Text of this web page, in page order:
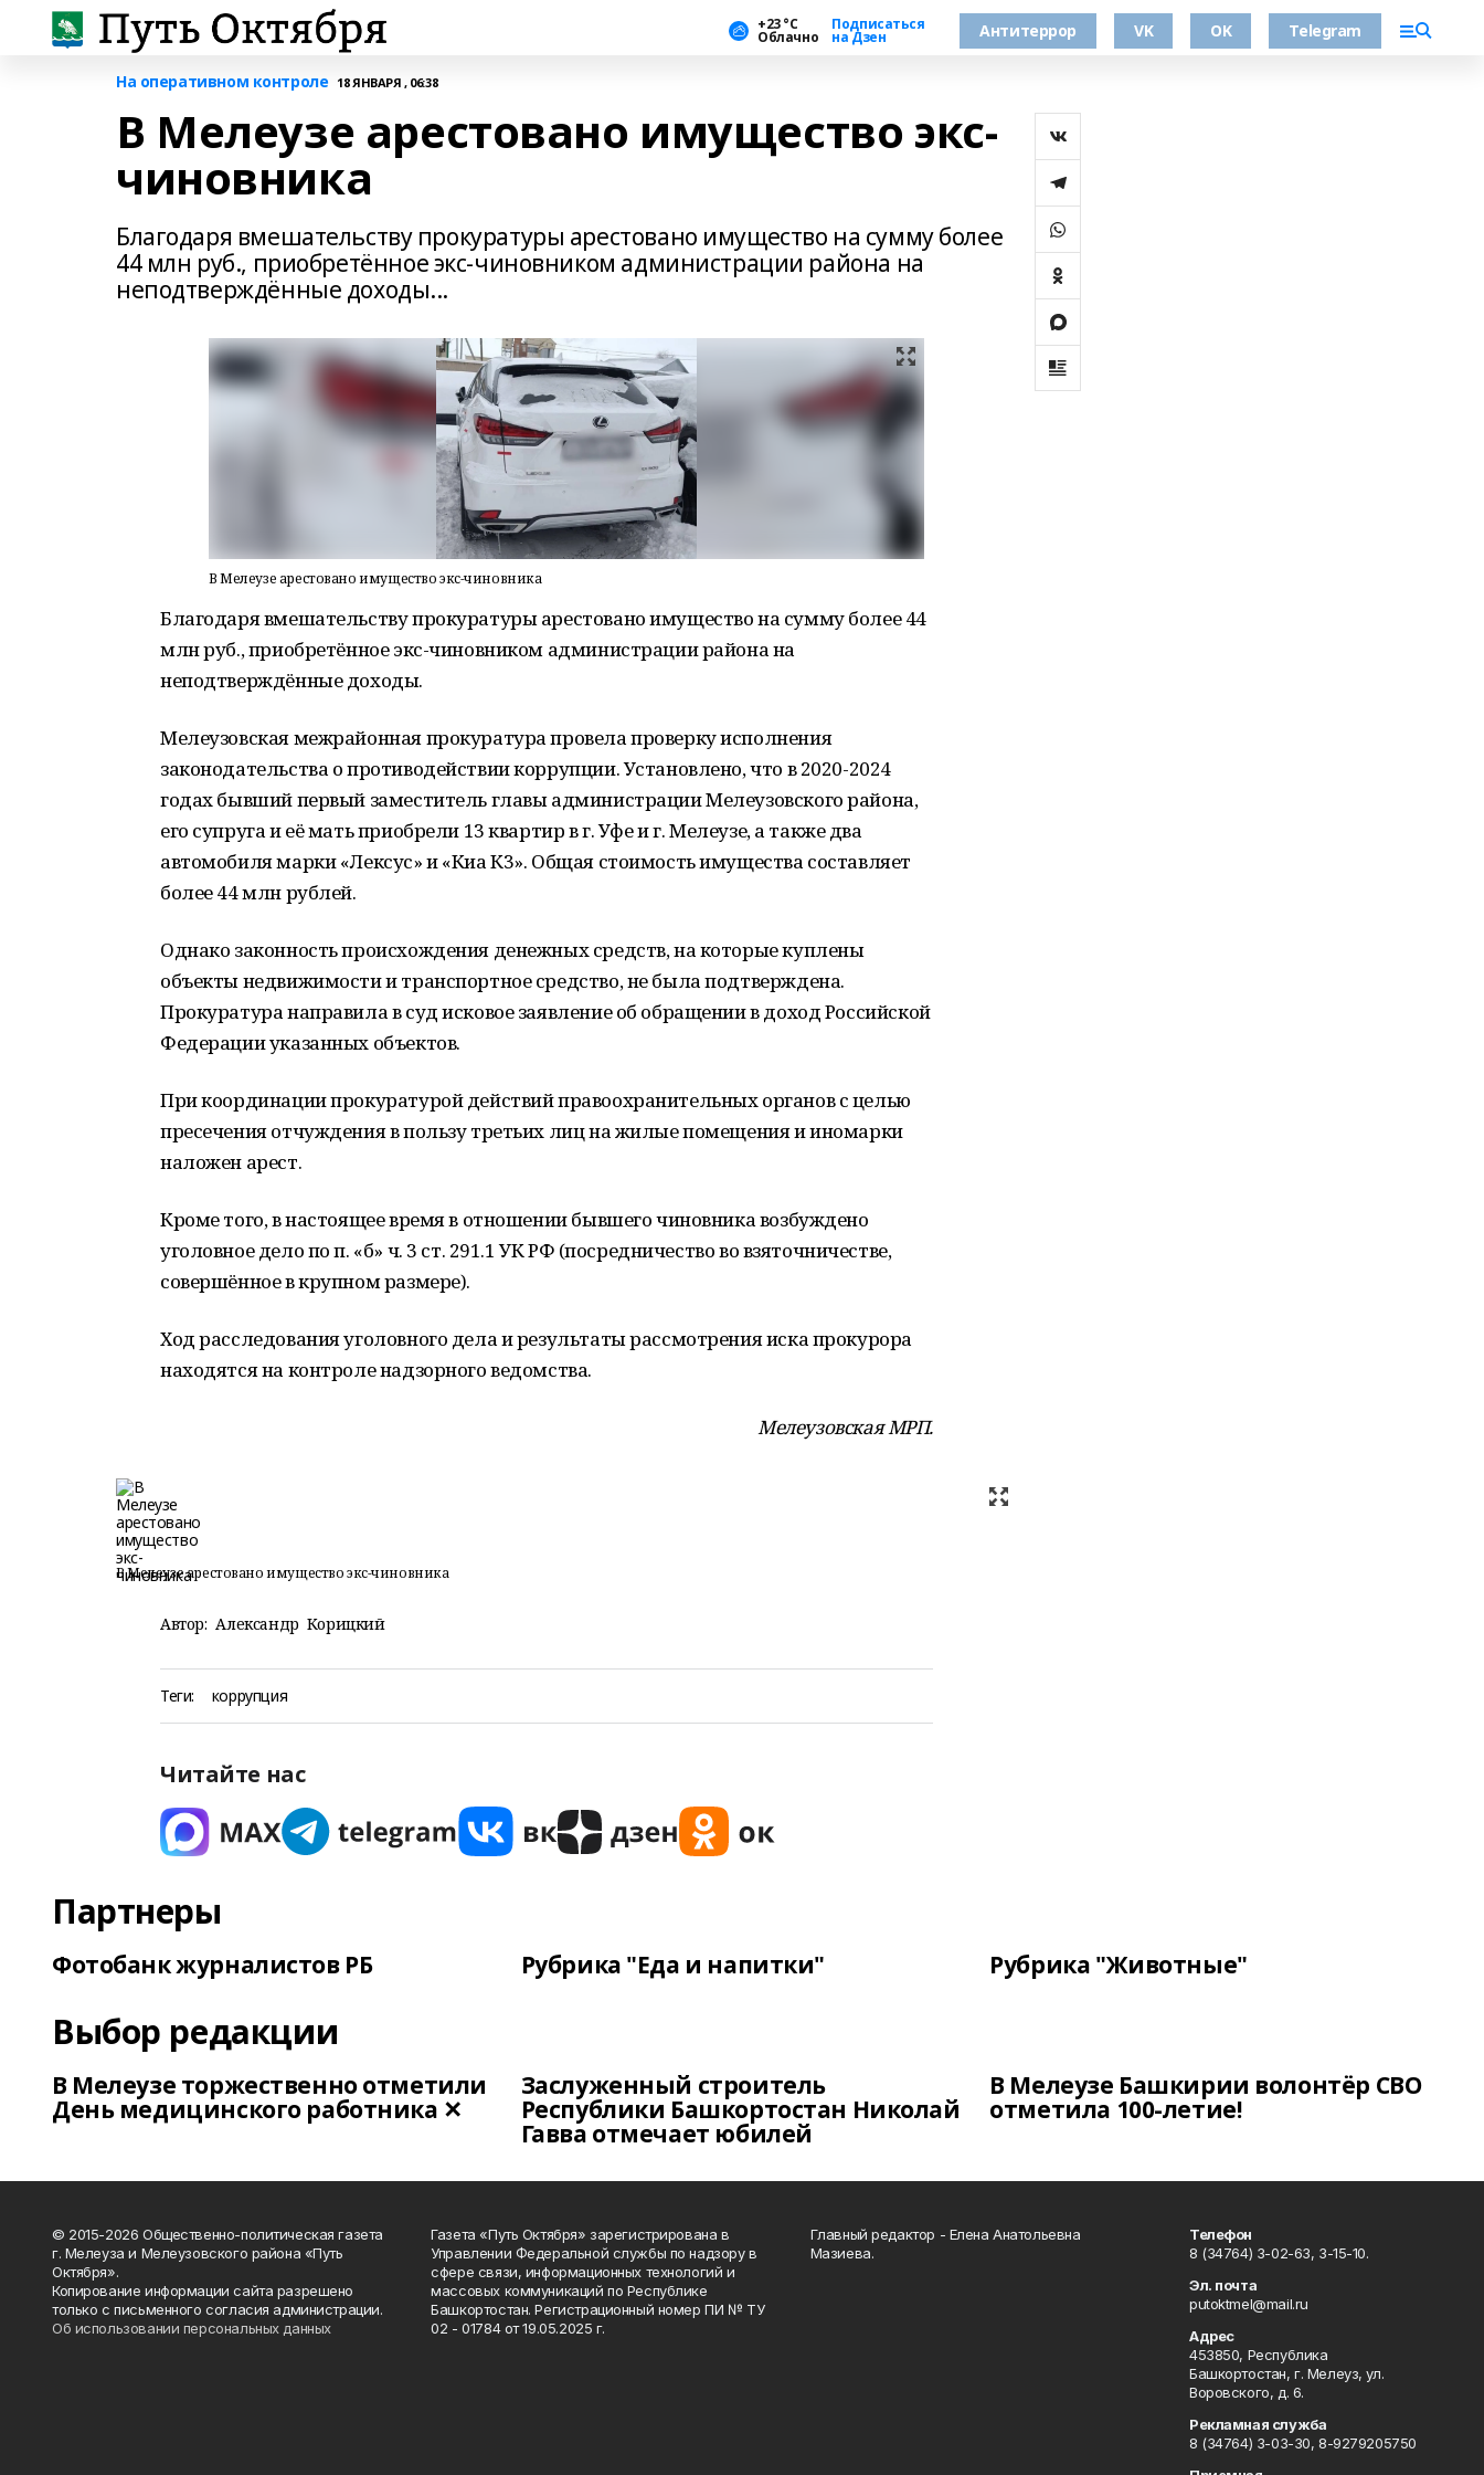
+23 °С
Облачно
Подписаться
на Дзен Антитеррор VK OK Telegram
На оперативном контроле 18 ЯНВАРЯ , 06:38
В Мелеузе арестовано имущество экс-
чиновника
Благодаря вмешательству прокуратуры арестовано имущество на сумму более
44 млн руб., приобретённое экс-чиновником администрации района на
неподтверждённые доходы...
В Мелеузе арестовано имущество экс-чиновника
Благодаря вмешательству прокуратуры арестовано имущество на сумму более 44
млн руб., приобретённое экс-чиновником администрации района на
неподтверждённые доходы.
Мелеузовская межрайонная прокуратура провела проверку исполнения
законодательства о противодействии коррупции. Установлено, что в 2020-2024
годах бывший первый заместитель главы администрации Мелеузовского района,
его супруга и её мать приобрели 13 квартир в г. Уфе и г. Мелеузе, а также два
автомобиля марки «Лексус» и «Киа К3». Общая стоимость имущества составляет
более 44 млн рублей.
Однако законность происхождения денежных средств, на которые куплены
объекты недвижимости и транспортное средство, не была подтверждена.
Прокуратура направила в суд исковое заявление об обращении в доход Российской
Федерации указанных объектов.
При координации прокуратурой действий правоохранительных органов с целью
пресечения отчуждения в пользу третьих лиц на жилые помещения и иномарки
наложен арест.
Кроме того, в настоящее время в отношении бывшего чиновника возбуждено
уголовное дело по п. «б» ч. 3 ст. 291.1 УК РФ (посредничество во взяточничестве,
совершённое в крупном размере).
Ход расследования уголовного дела и результаты рассмотрения иска прокурора
находятся на контроле надзорного ведомства.
Мелеузовская МРП.
В Мелеузе арестовано имущество экс-чиновника
Автор: Александр Корицкий
Теги: коррупция
Читайте нас
Партнеры
Фотобанк журналистов РБ Рубрика "Еда и напитки" Рубрика "Животные"
Выбор редакции
В Мелеузе торжественно отметили
День медицинского работника ✕
Заслуженный строитель
Республики Башкортостан Николай
Гавва отмечает юбилей
В Мелеузе Башкирии волонтёр СВО
отметила 100-летие!
© 2015-2026 Общественно-политическая газета
г. Мелеуза и Мелеузовского района «Путь
Октября».
Копирование информации сайта разрешено
только с письменного согласия администрации.
Об использовании персональных данных
Газета «Путь Октября» зарегистрирована в
Управлении Федеральной службы по надзору в
сфере связи, информационных технологий и
массовых коммуникаций по Республике
Башкортостан. Регистрационный номер ПИ № ТУ
02 - 01784 от 19.05.2025 г.
Главный редактор - Елена Анатольевна
Мазиева.
Телефон
8 (34764) 3-02-63, 3-15-10.
Эл. почта
putoktmel@mail.ru
Адрес
453850, Республика
Башкортостан, г. Мелеуз, ул.
Воровского, д. 6.
Рекламная служба
8 (34764) 3-03-30, 8-9279205750